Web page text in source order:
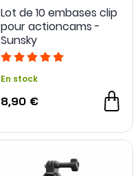
Lot de 10 embases clip
pour actioncams -
Sunsky
En stock
8,90 €